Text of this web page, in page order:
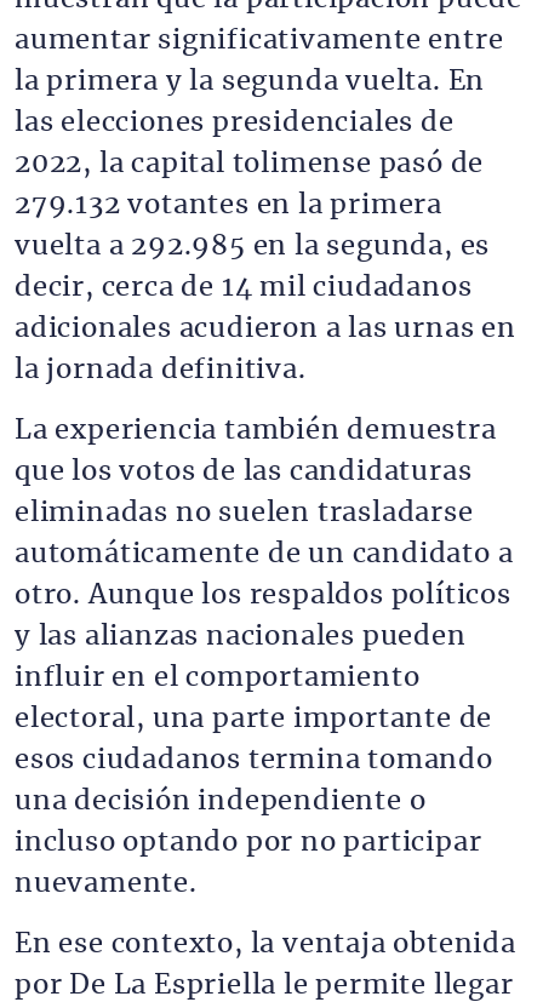
aumentar significativamente entre
la primera y la segunda vuelta. En
las elecciones presidenciales de
2022, la capital tolimense pasó de
279.132 votantes en la primera
vuelta a 292.985 en la segunda, es
decir, cerca de 14 mil ciudadanos
adicionales acudieron a las urnas en
la jornada definitiva.
La experiencia también demuestra
que los votos de las candidaturas
eliminadas no suelen trasladarse
automáticamente de un candidato a
otro. Aunque los respaldos políticos
y las alianzas nacionales pueden
influir en el comportamiento
electoral, una parte importante de
esos ciudadanos termina tomando
una decisión independiente o
incluso optando por no participar
nuevamente.
En ese contexto, la ventaja obtenida
por De La Espriella le permite llegar